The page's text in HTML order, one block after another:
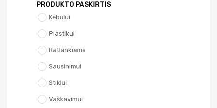
PRODUKTO PASKIRTIS
Kėbului
Plastikui
Ratlankiams
Sausinimui
Stiklui
Vaškavimui